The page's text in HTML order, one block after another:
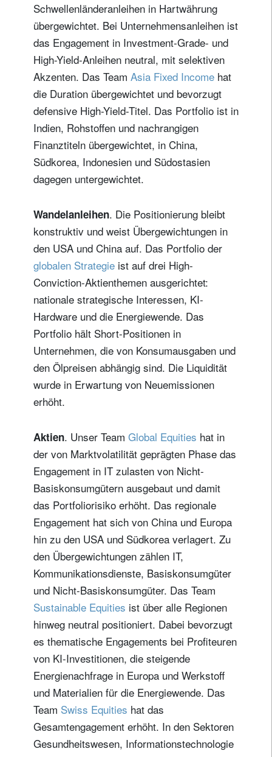
Schwellenländeranleihen in Hartwährung
übergewichtet. Bei Unternehmensanleihen ist
das Engagement in Investment-Grade- und
High-Yield-Anleihen neutral, mit selektiven
Akzenten. Das Team Asia Fixed Income hat
die Duration übergewichtet und bevorzugt
defensive High-Yield-Titel. Das Portfolio ist in
Indien, Rohstoffen und nachrangigen
Finanztiteln übergewichtet, in China,
Südkorea, Indonesien und Südostasien
dagegen untergewichtet.
Wandelanleihen. Die Positionierung bleibt
konstruktiv und weist Übergewichtungen in
den USA und China auf. Das Portfolio der
globalen Strategie ist auf drei High-
Conviction-Aktienthemen ausgerichtet:
nationale strategische Interessen, KI-
Hardware und die Energiewende. Das
Portfolio hält Short-Positionen in
Unternehmen, die von Konsumausgaben und
den Ölpreisen abhängig sind. Die Liquidität
wurde in Erwartung von Neuemissionen
erhöht.
Aktien. Unser Team Global Equities hat in
der von Marktvolatilität geprägten Phase das
Engagement in IT zulasten von Nicht-
Basiskonsumgütern ausgebaut und damit
das Portfoliorisiko erhöht. Das regionale
Engagement hat sich von China und Europa
hin zu den USA und Südkorea verlagert. Zu
den Übergewichtungen zählen IT,
Kommunikationsdienste, Basiskonsumgüter
und Nicht-Basiskonsumgüter. Das Team
Sustainable Equities ist über alle Regionen
hinweg neutral positioniert. Dabei bevorzugt
es thematische Engagements bei Profiteuren
von KI-Investitionen, die steigende
Energienachfrage in Europa und Werkstoff
und Materialien für die Energiewende. Das
Team Swiss Equities hat das
Gesamtengagement erhöht. In den Sektoren
Gesundheitswesen, Informationstechnologie